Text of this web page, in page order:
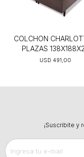
COLCHON
PLAZAS
USD 491,00
¡Suscribite y